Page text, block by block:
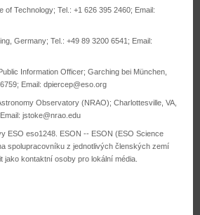
of Technology; Tel.: +1 626 395 2460; Email:
Germany; Tel.: +49 89 3200 6541; Email:
Information Officer; Garching bei München,
Email: dpiercep@eso.org
Observatory (NRAO); Charlottesville, VA,
jstoke@nrao.edu
ESO eso1248. ESON -- ESON (ESO Science
spolupracovníku z jednotlivých členských zemí
jako kontaktní osoby pro lokální média.